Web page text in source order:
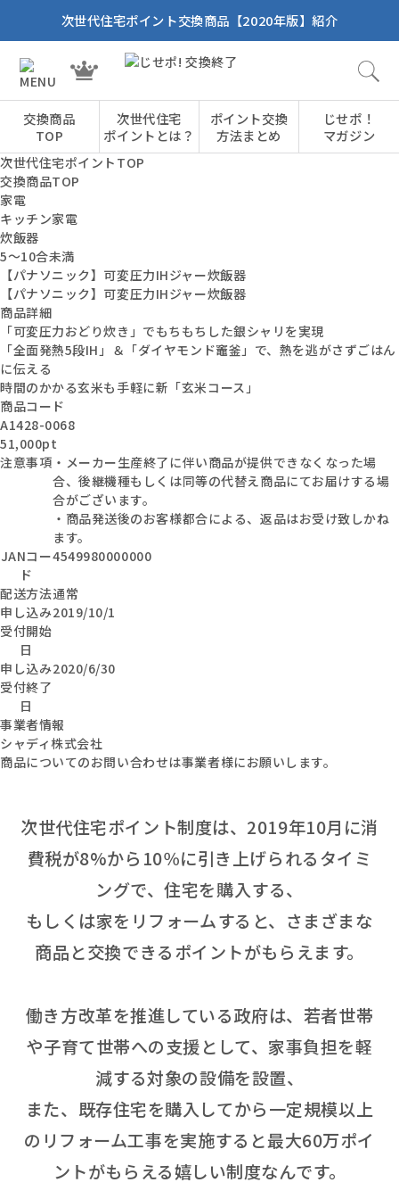
次世代住宅ポイント交換商品【2020年版】紹介
交換商品
TOP
次世代住宅
ポイントとは？
ポイント交換
方法まとめ
じせポ！
マガジン
次世代住宅ポイントTOP
交換商品TOP
家電
キッチン家電
炊飯器
5～10合未満
【パナソニック】可変圧力IHジャー炊飯器
【パナソニック】可変圧力IHジャー炊飯器
商品詳細
「可変圧力おどり炊き」でもちもちした銀シャリを実現
「全面発熱5段IH」＆「ダイヤモンド竈釜」で、熱を逃がさずごはん
に伝える
時間のかかる玄米も手軽に新「玄米コース」
商品コード
A1428-0068
51,000pt
注意事項 ・メーカー生産終了に伴い商品が提供できなくなった場
合、後継機種もしくは同等の代替え商品にてお届けする場
合がございます。
・商品発送後のお客様都合による、返品はお受け致しかね
ます。
JANコー
ド
4549980000000
配送方法通常
申し込み
受付開始
日
2019/10/1
申し込み
受付終了
日
2020/6/30
事業者情報
シャディ株式会社
商品についてのお問い合わせは事業者様にお願いします。
次世代住宅ポイント制度は、2019年10月に消
費税が8%から10％に引き上げられるタイミ
ングで、住宅を購入する、
もしくは家をリフォームすると、さまざまな
商品と交換できるポイントがもらえます。
働き方改革を推進している政府は、若者世帯
や子育て世帯への支援として、家事負担を軽
減する対象の設備を設置、
また、既存住宅を購入してから一定規模以上
のリフォーム工事を実施すると最大60万ポイ
ントがもらえる嬉しい制度なんです。